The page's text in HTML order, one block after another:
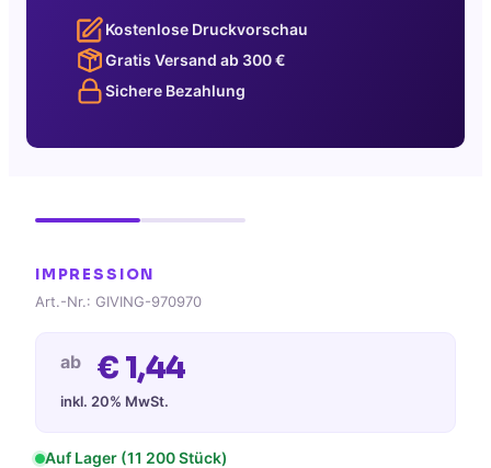
Kostenlose Druckvorschau
Gratis Versand ab 300€
Sichere Bezahlung
IMPRESSION
Art.-Nr.: GIVING-970970
ab € 1,44
inkl. 20% MwSt.
Auf Lager (11 200 Stück)